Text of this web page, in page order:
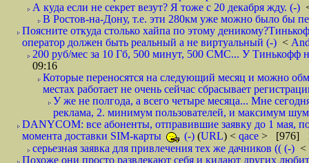
А куда если не секрет везут? Я тоже с 20 декабря жду. (-)
В Ростов-на-Дону, т.е. эти 280км уже можно было бы
Поясните откуда столько хайпа по этому
оператор должен быть реальный а не виртуальный (-) <
200 руб/мес за 10 Гб, 500 минут, 500 СМС... У Тинькофф
09:16
Которые переносятся на следующий месяц и можно
местах работает не очень сейчас сбрасывает
У же не полгода, а всего четыре месяца... Мне
реклама, 2. минимум пользователей, и максимум
DANYCOM: все абоненты, отправившие заявку до 1 мая,
момента доставки SIM-карты
(-) (URL) < qace > [976]
серьезная заявка для привлечения тех же дачников (( (-) <
Похоже они просто развлекают себя и кидают других